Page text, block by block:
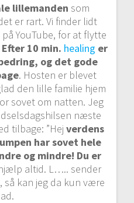
lillemanden som
er rart. Vi finder lidt
YouTube, for at flytte
Efter 10 min. healing er
og det gode
. Hosten er blevet
den lille familie hjem
sovet om natten. Jeg
næste
tilbage: ”Hej verdens
har sovet hele
og mindre! Du er
altid. L….. sender
så kan jeg da kun være